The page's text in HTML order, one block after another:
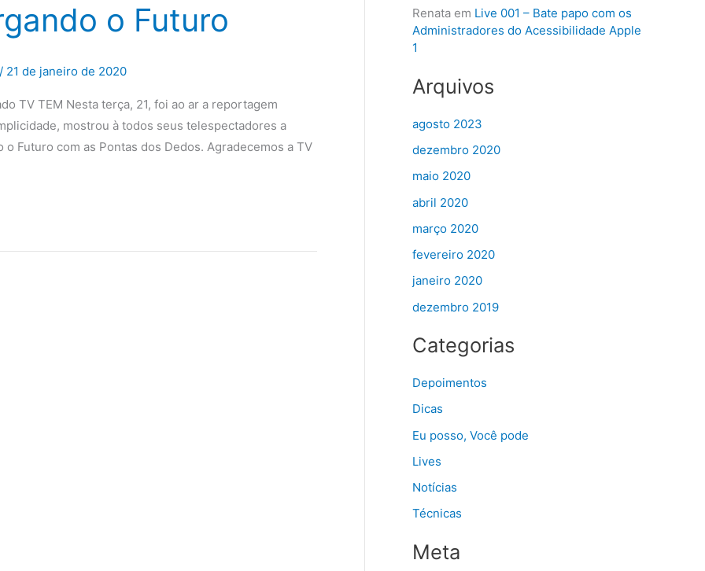
o Futuro
/ 21 de janeiro de 2020
TV TEM Nesta terça, 21, foi ao ar a reportagem
mostrou à todos seus telespectadores a
Futuro com as Pontas dos Dedos. Agradecemos a TV
Renata em Live 001 – Bate papo com os
Administradores do Acessibilidade Apple
1
Arquivos
agosto 2023
dezembro 2020
maio 2020
abril 2020
março 2020
fevereiro 2020
janeiro 2020
dezembro 2019
Categorias
Depoimentos
Dicas
Eu posso, Você pode
Lives
Notícias
Técnicas
Meta